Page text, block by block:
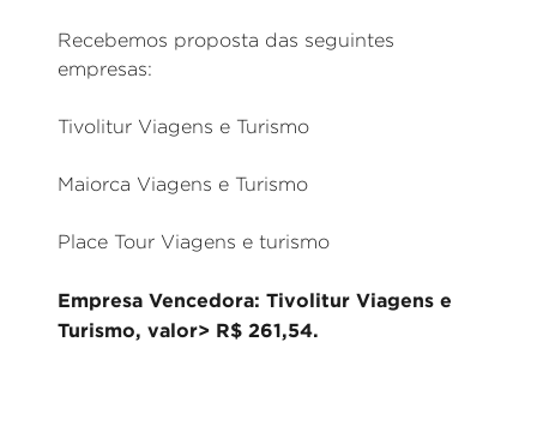
Recebemos proposta das seguintes
empresas:
Tivolitur Viagens e Turismo
Maiorca Viagens e Turismo
Place Tour Viagens e turismo
Empresa Vencedora: Tivolitur Viagens e
Turismo, valor> R$ 261,54.